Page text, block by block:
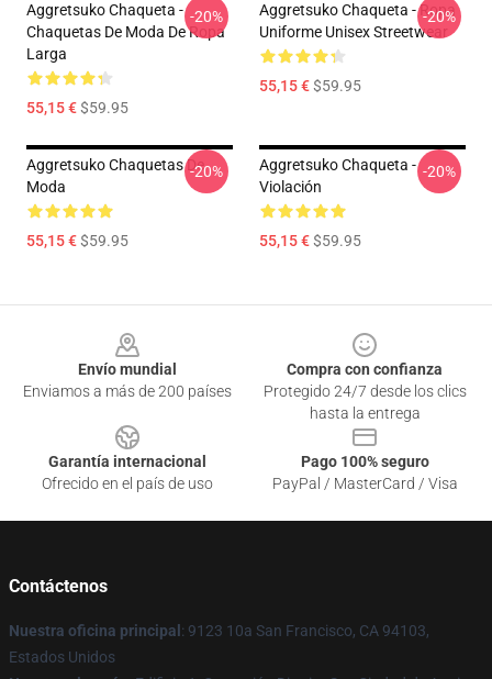
Aggretsuko Chaqueta -
Chaquetas De Moda De Ropa
Larga
55,15 €$59.95
-20%
Aggretsuko Chaqueta - Ropa
Uniforme Unisex Streetwear
55,15 €$59.95
-20%
Aggretsuko Chaquetas De
Moda
55,15 €$59.95
-20%
Aggretsuko Chaqueta -
Violación
55,15 €$59.95
-20%
Envío mundial
Enviamos a más de 200 países
Compra con confianza
Protegido 24/7 desde los clics
hasta la entrega
Garantía internacional
Ofrecido en el país de uso
Pago 100% seguro
PayPal / MasterCard / Visa
Contáctenos
Nuestra oficina principal : 9123 10a San Francisco, CA 94103,
Estados Unidos